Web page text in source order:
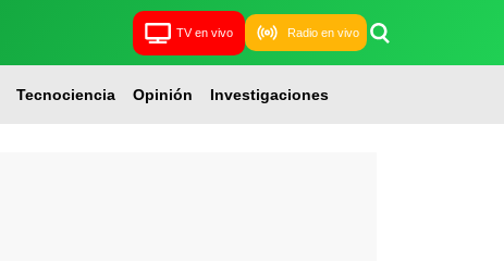
TV en vivo Radio en vivo
Tecnociencia Opinión Investigaciones